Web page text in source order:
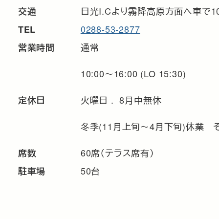
交通
日光I.Cより霧降高原方面へ車で
TEL
0288-53-2877
営業時間 通常
10:00～16:00 (LO 15:30)
定休日 火曜日 . 8月中無休
冬季(11月上旬～4月下旬)休業
席数
60席（テラス席有）
駐車場
50台